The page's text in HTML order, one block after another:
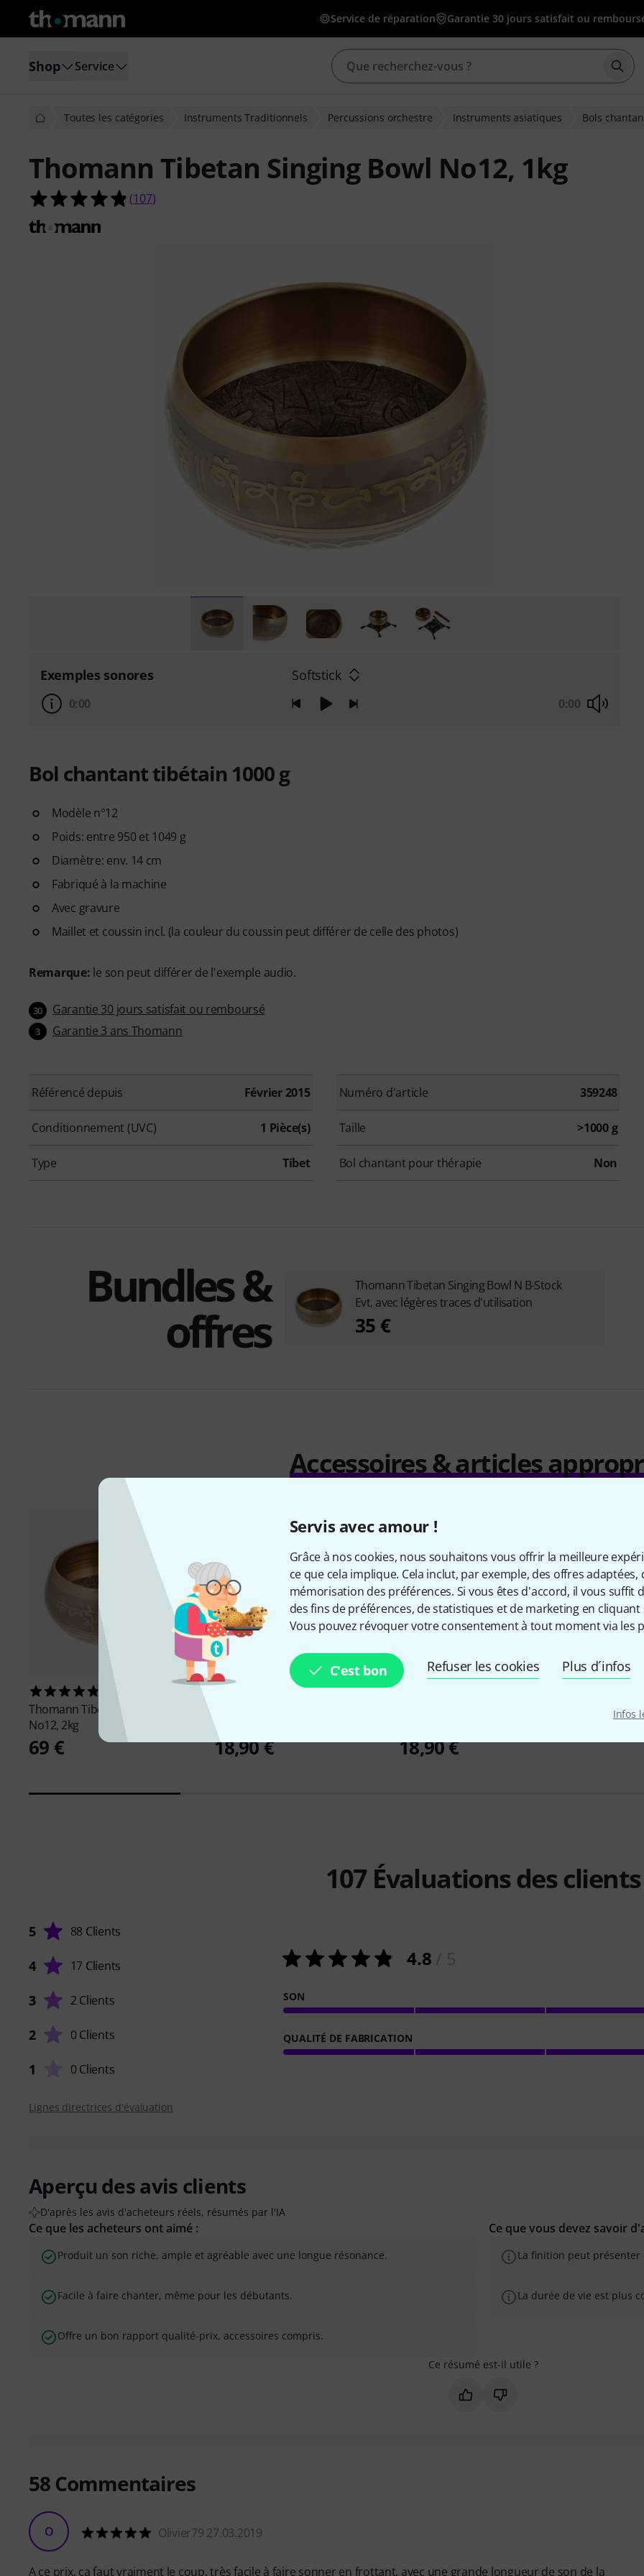
Servis avec amour !
Grâce à nos cookies, nous souhaitons vous offrir la meilleure
ce que cela implique. Cela inclut, par exemple, des offres
mémorisation des préférences. Si vous êtes d'accord, il vous suffit
des fins de préférences, de statistiques et de marketing en
Vous pouvez révoquer votre consentement à tout moment via les
C'est bon Refuser les cookies Plus d´infos
Infos
Service de réparation Garantie 30 jours satisfait ou
Shop Service
Toutes les catégories Instruments Traditionnels Percussions orchestre Instruments asiatiques Bols
Thomann Tibetan Singing Bowl No12, 1kg
4.8 étoiles sur 5 d'après 107 évaluations clients
(107)
Exemples sonores Softstick
0:00 0:00
Bol chantant tibétain 1000 g
Modèle n°12
Poids: entre 950 et 1049 g
Diamètre: env. 14 cm
Fabriqué à la machine
Avec gravure
Maillet et coussin incl. (la couleur du coussin peut différer de celle des photos)
Remarque: le son peut différer de l'exemple audio.
30 Garantie 30 jours satisfait ou remboursé
3 Garantie 3 ans Thomann
Référencé depuis Février 2015 Numéro d'article 359248
Conditionnement (UVC) 1 Pièce(s) Taille >1000 g
Type Tibet Bol chantant pour thérapie Non
Bundles &
offres
Thomann Tibetan Singing Bowl N B-Stock
Evt. avec légères traces d'utilisation
35 €
Accessoires & articles
ThomannTibetan Singing Bowl
No12, 2kg
69 €
65
No12,500g
18,90 € 18,90 €
Koshi
107Évaluations des clients
5 88 Clients
4 17 Clients
3 2 Clients
2 0 Clients
1 0 Clients
4.8
SON
QUALITÉ DE FABRICATION
Lignes directrices d'évaluation
Aperçu des avis clients
D'après les avis d'acheteurs réels, résumés par l'IA
Ce que les acheteurs ont aimé :
Produit un son riche, ample et agréable avec une longue résonance.
Facile à faire chanter, même pour les débutants.
Offre un bon rapport qualité-prix, accessoires compris.
Ce que vous devez savoir
La finition peut
La durée de vie est plus
Ce résumé est-il utile ?
Marquer ce résumé comme utile
Marquer ce résumé
58 Commentaires
O Olivier79 27.03.2019
A ce prix, ça faut vraiment le coup. très facile à faire sonner en frottant, avec une grande longueur de son de la